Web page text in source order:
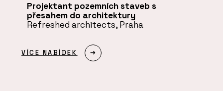
Projektant pozemních staveb s
přesahem do architektury
Refreshed architects, Praha
VÍCE NABÍDEK